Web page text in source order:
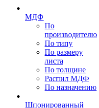
МДФ
По
производителю
По типу
По размеру
листа
По толщине
Распил МДФ
По назначению
Шпонированный